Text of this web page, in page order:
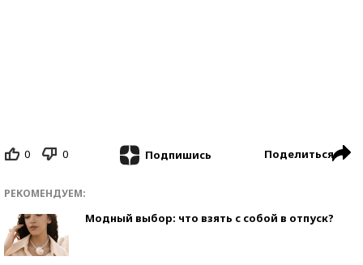
0 0 Подпишись Поделиться
РЕКОМЕНДУЕМ:
Модный выбор: что взять с собой в отпуск?